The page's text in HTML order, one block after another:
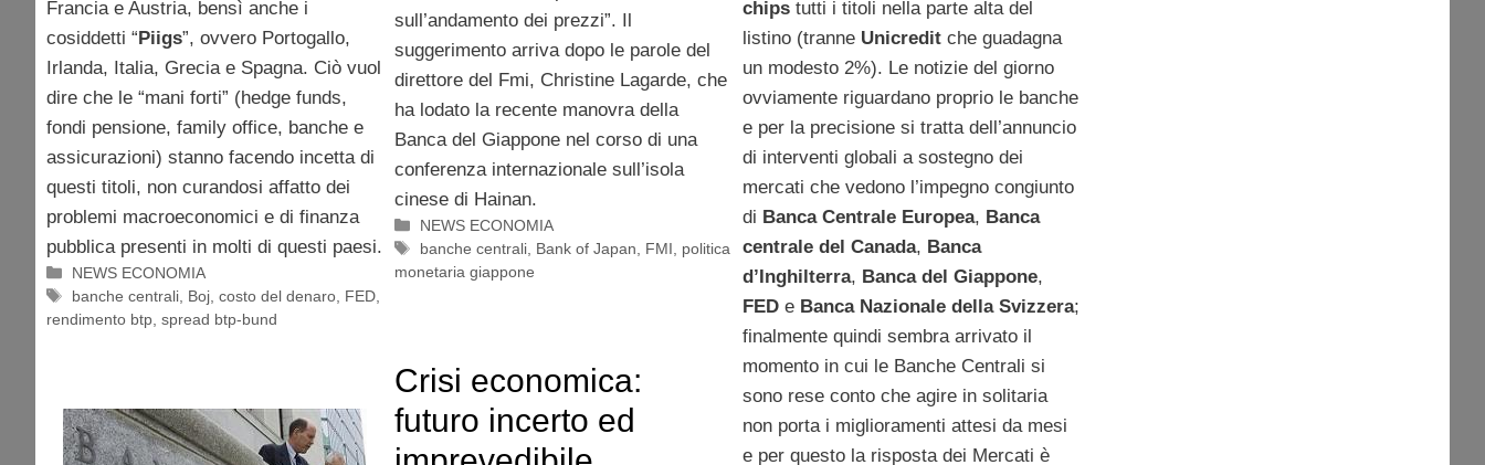
Francia e Austria, bensì anche i
cosiddetti “Piigs”, ovvero Portogallo,
Irlanda, Italia, Grecia e Spagna. Ciò vuol
dire che le “mani forti” (hedge funds,
fondi pensione, family office, banche e
assicurazioni) stanno facendo incetta di
questi titoli, non curandosi affatto dei
problemi macroeconomici e di finanza
pubblica presenti in molti di questi paesi.
Categorie
NEWS ECONOMIA
Tag
banche centrali Boj ,costo del denaro FED
rendimento btp spread btp-bund
sull’andamento dei prezzi”. Il
suggerimento arriva dopo le parole del
direttore del Fmi, Christine Lagarde, che
ha lodato la recente manovra della
Banca del Giappone nel corso di una
conferenza internazionale sull’isola
cinese di Hainan.
Categorie
NEWS ECONOMIA
Tag
banche centrali Bank of Japan FMI
politica
monetaria giappone
chipstutti i titoli nella parte alta del
listino (tranne Unicreditche guadagna
un modesto 2%). Le notizie del giorno
ovviamente riguardano proprio le banche
e per la precisione si tratta dell’annuncio
di interventi globali a sostegno dei
mercati che vedono l’impegno congiunto
di Banca Centrale Europea, Banca
centrale del Canada, Banca
d’Inghilterra, Banca del Giappone,
FEDe Banca Nazionale della Svizzera;
finalmente quindi sembra arrivato il
momento in cui le Banche Centrali si
sono rese conto che agire in solitaria
non porta i miglioramenti attesi da mesi
e per questo la risposta dei Mercati è
Crisi economica:
futuro incerto ed